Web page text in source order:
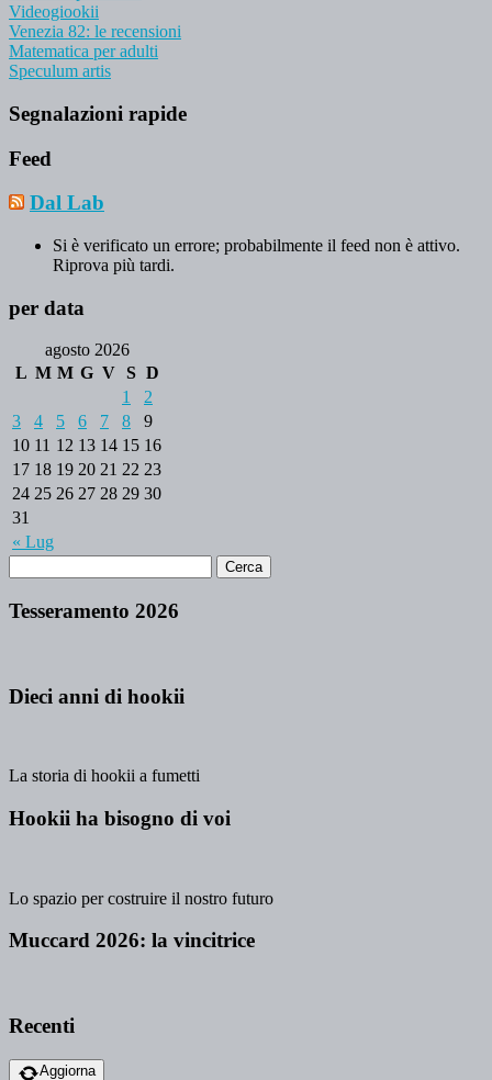
Videogiookii
Venezia 82: le recensioni
Matematica per adulti
Speculum artis
Segnalazioni rapide
Feed
Dal Lab
Si è verificato un errore; probabilmente il feed non è attivo.
Riprova più tardi.
per data
agosto 2026
L M M G V S D
« Lug
1
2
3
4 5 6 7 8
9
10 11 12 13 14 15 16
17 18 19 20 21 22 23
24 25 26 27 28 29 30
31
Tesseramento 2026
Dieci anni di hookii
La storia di hookii a fumetti
Hookii ha bisogno di voi
Lo spazio per costruire il nostro futuro
Muccard 2026: la vincitrice
Recenti
Aggiorna